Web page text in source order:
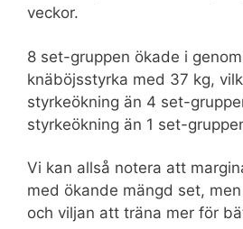
veckor.
8 set-gruppen ökade i
knäböjsstyrka med 37 kg,
styrkeökning än 4 set-
styrkeökning än 1 set-
Vi kan allså notera att
med ökande mängd set,
och viljan att träna mer för